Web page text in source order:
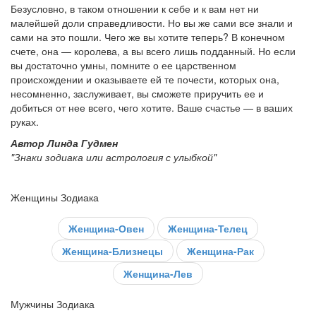
Безусловно, в таком отношении к себе и к вам нет ни
малейшей доли справедливости. Но вы же сами все знали и
сами на это пошли. Чего же вы хотите теперь? В конечном
счете, она — королева, а вы всего лишь подданный. Но если
вы достаточно умны, помните о ее царственном
происхождении и оказываете ей те почести, которых она,
несомненно, заслуживает, вы сможете приручить ее и
добиться от нее всего, чего хотите. Ваше счастье — в ваших
руках.
Автор Линда Гудмен
"Знаки зодиака или астрология с улыбкой"
Женщины Зодиака
Женщина-Овен
Женщина-Телец
Женщина-Близнецы
Женщина-Рак
Женщина-Лев
Мужчины Зодиака